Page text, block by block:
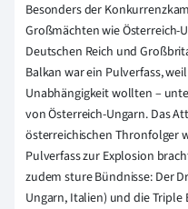
Besonders der
Großmächten wie Österreich-
Deutschen Reich und
Balkan war ein Pulverfass,
Unabhängigkeit wollten –
von Österreich-Ungarn. Das
österreichischen Thronfolger
Pulverfass zur Explosion
zudem sture Bündnisse: Der
Ungarn, Italien) und die Triple